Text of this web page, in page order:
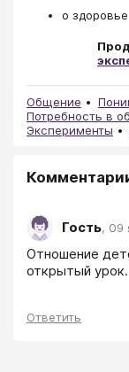
о здоровье
Общение
Потребность в
Эксперименты
Гость, 09
Отношение
открытый
Ответить